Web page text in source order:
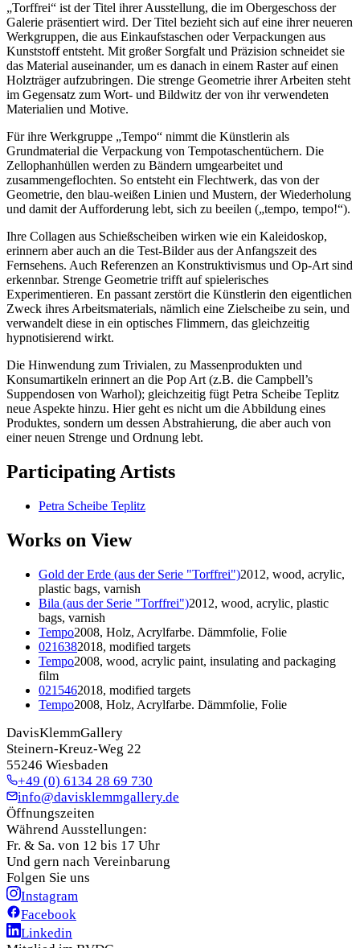
„Torffrei“ ist der Titel ihrer Ausstellung, die im Obergeschoss der
Galerie präsentiert wird. Der Titel bezieht sich auf eine ihrer neueren
Werkgruppen, die aus Einkaufstaschen oder Verpackungen aus
Kunststoff entsteht. Mit großer Sorgfalt und Präzision schneidet sie
das Material auseinander, um es danach in einem Raster auf einen
Holzträger aufzubringen. Die strenge Geometrie ihrer Arbeiten steht
im Gegensatz zum Wort- und Bildwitz der von ihr verwendeten
Materialien und Motive.
Für ihre Werkgruppe „Tempo“ nimmt die Künstlerin als
Grundmaterial die Verpackung von Tempotaschentüchern. Die
Zellophanhüllen werden zu Bändern umgearbeitet und
zusammengeflochten. So entsteht ein Flechtwerk, das von der
Geometrie, den blau-weißen Linien und Mustern, der Wiederholung
und damit der Aufforderung lebt, sich zu beeilen („tempo, tempo!“).
Ihre Collagen aus Schießscheiben wirken wie ein Kaleidoskop,
erinnern aber auch an die Test-Bilder aus der Anfangszeit des
Fernsehens. Auch Referenzen an Konstruktivismus und Op-Art sind
erkennbar. Strenge Geometrie trifft auf spielerisches
Experimentieren. En passant zerstört die Künstlerin den eigentlichen
Zweck ihres Arbeitsmaterials, nämlich eine Zielscheibe zu sein, und
verwandelt diese in ein optisches Flimmern, das gleichzeitig
hypnotisierend wirkt.
Die Hinwendung zum Trivialen, zu Massenprodukten und
Konsumartikeln erinnert an die Pop Art (z.B. die Campbell’s
Suppendosen von Warhol); gleichzeitig fügt Petra Scheibe Teplitz
neue Aspekte hinzu. Hier geht es nicht um die Abbildung eines
Produktes, sondern um dessen Abstrahierung, die aber auch von
einer neuen Strenge und Ordnung lebt.
Participating Artists
Petra Scheibe Teplitz
Works on View
Gold der Erde (aus der Serie "Torffrei")2012, wood, acrylic,
plastic bags, varnish
Bila (aus der Serie "Torffrei")2012, wood, acrylic, plastic
bags, varnish
Tempo2008, Holz, Acrylfarbe. Dämmfolie, Folie
0216382018, modified targets
Tempo2008, wood, acrylic paint, insulating and packaging
film
0215462018, modified targets
Tempo2008, Holz, Acrylfarbe. Dämmfolie, Folie
DavisKlemmGallery
Steinern-Kreuz-Weg 22
55246 Wiesbaden
+49 (0) 6134 28 69 730
info@davisklemmgallery.de
Öffnungszeiten
Während Ausstellungen:
Fr. & Sa. von 12 bis 17 Uhr
Und gern nach Vereinbarung
Folgen Sie uns
Instagram
Facebook
Linkedin